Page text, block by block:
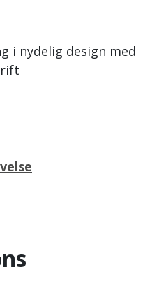
i nydelig design med